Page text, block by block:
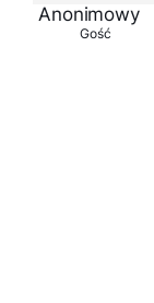
Anonimowy
Gość